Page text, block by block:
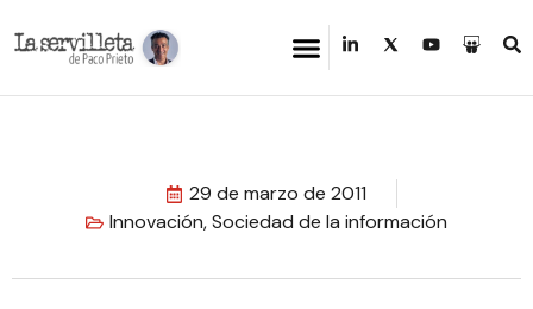
29 de marzo de 2011
Innovación,Sociedad de la información